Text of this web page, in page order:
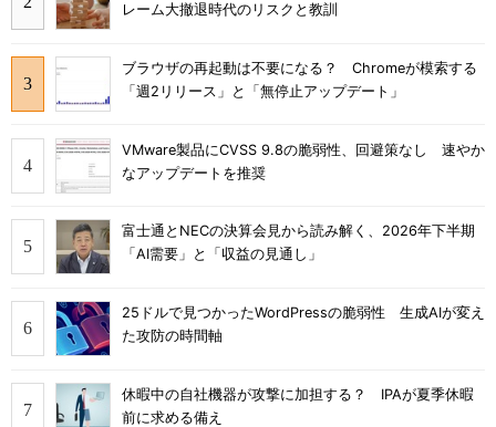
レーム大撤退時代のリスクと教訓
ブラウザの再起動は不要になる？ Chromeが模索する
「週2リリース」と「無停止アップデート」
VMware製品にCVSS 9.8の脆弱性、回避策なし 速やか
なアップデートを推奨
富士通とNECの決算会見から読み解く、2026年下半期
「AI需要」と「収益の見通し」
25ドルで見つかったWordPressの脆弱性 生成AIが変え
た攻防の時間軸
休暇中の自社機器が攻撃に加担する？ IPAが夏季休暇
前に求める備え